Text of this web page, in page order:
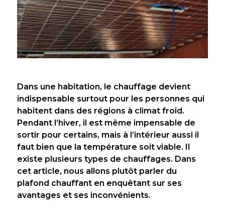
Dans une habitation, le chauffage devient
indispensable surtout pour les personnes qui
habitent dans des régions à climat froid.
Pendant l’hiver, il est même impensable de
sortir pour certains, mais à l’intérieur aussi il
faut bien que la température soit viable. Il
existe plusieurs types de chauffages. Dans
cet article, nous allons plutôt parler du
plafond chauffant en enquêtant sur ses
avantages et ses inconvénients.